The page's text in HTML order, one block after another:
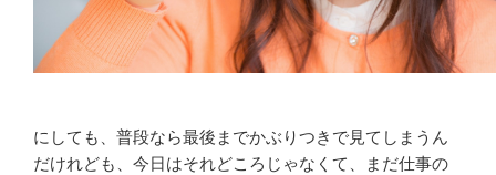
にしても、普段なら最後までかぶりつきで見てしまうん
だけれども、今日はそれどころじゃなくて、まだ仕事の